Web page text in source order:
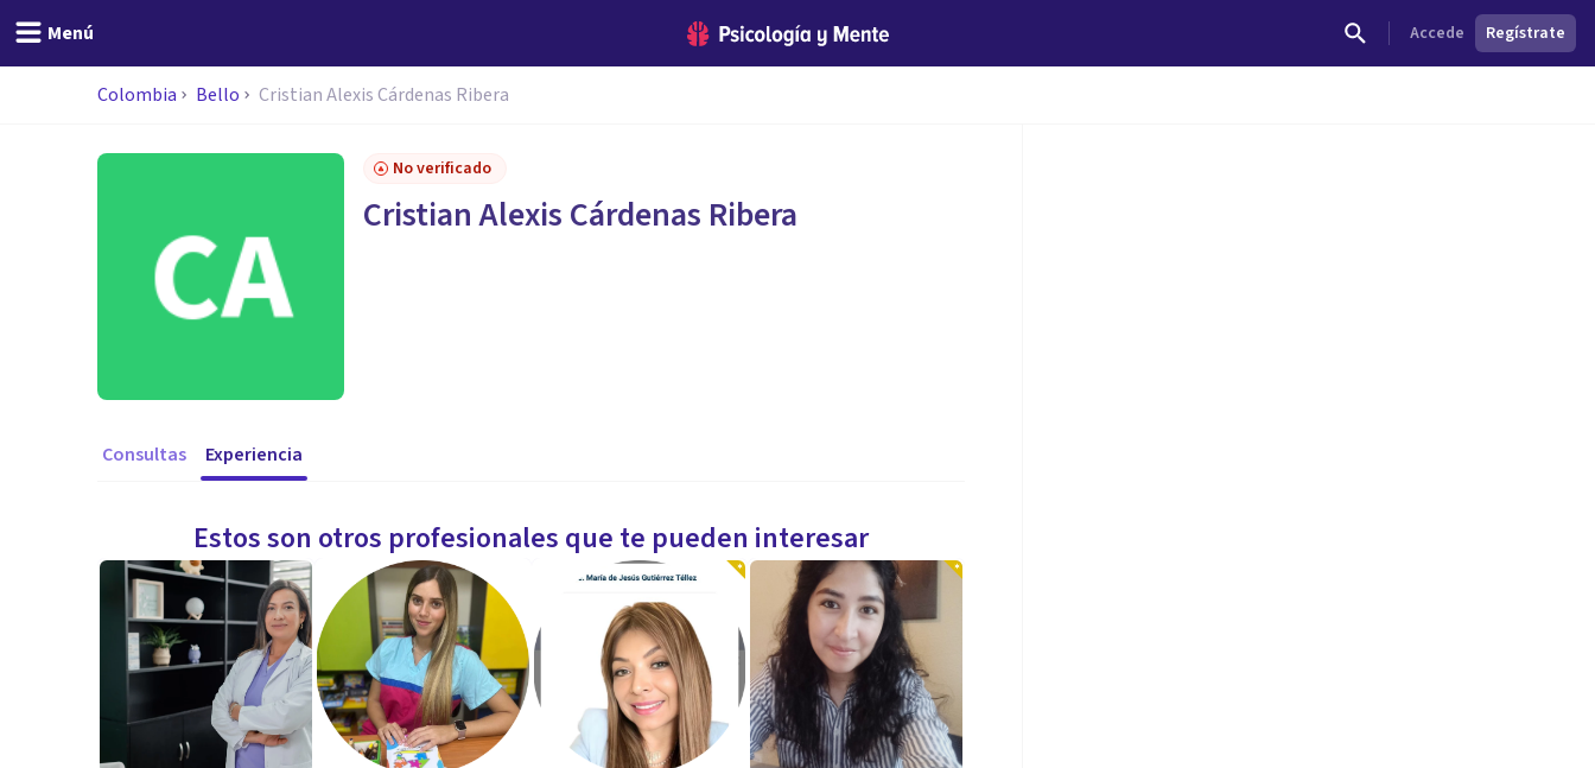
Menú Accede Regístrate
Colombia Bello Cristian Alexis Cárdenas Ribera
No verificado
Cristian Alexis Cárdenas Ribera
Consultas Experiencia
Estos son otros profesionales que te pueden interesar